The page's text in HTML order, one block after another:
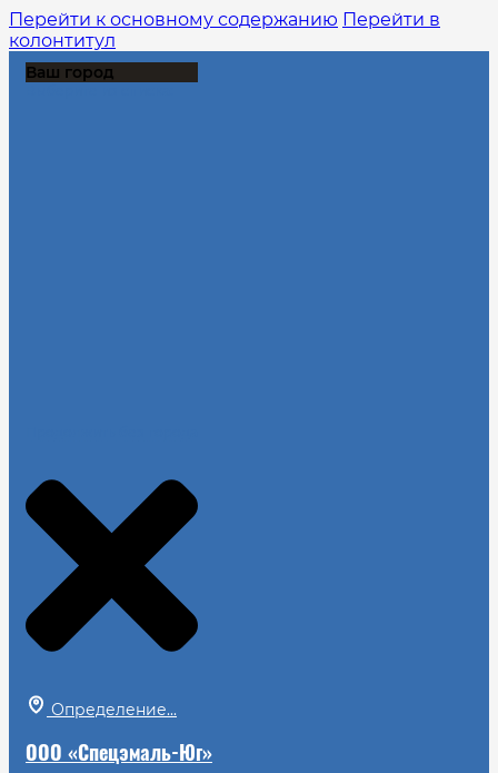
Перейти к основному содержанию Перейти в
колонтитул
Ваш город
Определение...
ООО «Спецэмаль-Юг»